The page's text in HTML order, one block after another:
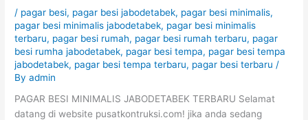
/ pagar besi, pagar besi jabodetabek, pagar besi minimalis,
pagar besi minimalis jabodetabek, pagar besi minimalis
terbaru, pagar besi rumah, pagar besi rumah terbaru, pagar
besi rumha jabodetabek, pagar besi tempa, pagar besi tempa
jabodetabek, pagar besi tempa terbaru, pagar besi terbaru /
Byadmin
PAGAR BESI MINIMALIS JABODETABEK TERBARU Selamat
datang di website pusatkontruksi.com! jika anda sedang